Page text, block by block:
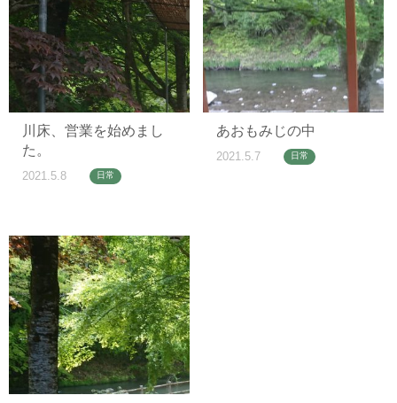
川床、営業を始めまし
た。
2021.5.8 日常
あおもみじの中
2021.5.7 日常